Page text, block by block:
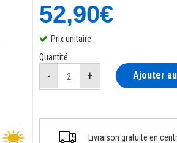
52,90€
Prix unitaire
Quantité
Ajouter
Livraison gratuite en